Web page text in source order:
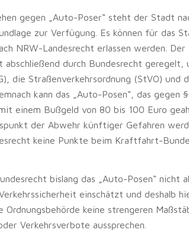
gegen „Auto-Poser“ steht der Stadt
zur Verfügung. Es können für das
NRW-Landesrecht erlassen werden. Der
durch Bundesrecht geregelt,
die Straßenverkehrsordnung (StVO) und
kann das „Auto-Posen“, das gegen
einem Bußgeld von 80 bis 100 Euro
der Abwehr künftiger Gefahren
keine Punkte beim Kraftfahrt-
bislang das „Auto-Posen“ nicht
einschätzt und deshalb
keine strengeren
Verkehrsverbote aussprechen.